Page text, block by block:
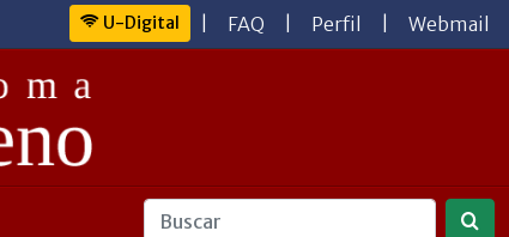
U-Digital FAQ Perfil Webmail